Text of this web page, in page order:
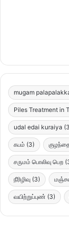
mugam
Piles Treatment in
udal edai kuraiya
கபம் (3)
சருமம் பொலிவு பெற
நீரிழிவு (3)
வயிற்றுப்புண் (3)